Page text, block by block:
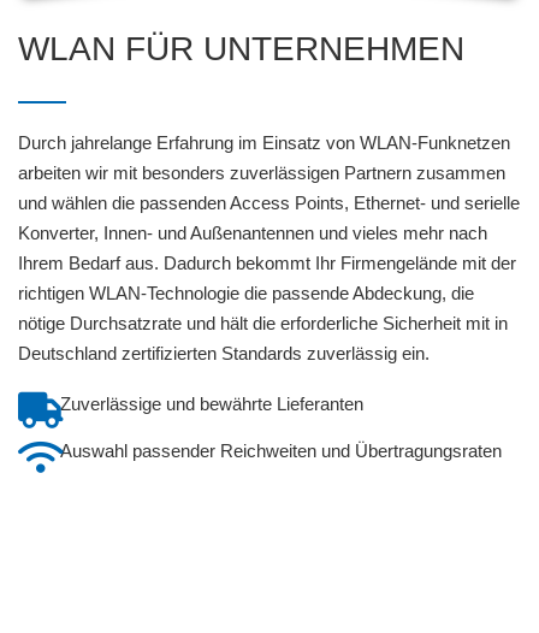
WLAN FÜR UNTERNEHMEN
Durch jahrelange Erfahrung im Einsatz von WLAN-Funknetzen
arbeiten wir mit besonders zuverlässigen Partnern zusammen
und wählen die passenden Access Points, Ethernet- und serielle
Konverter, Innen- und Außenantennen und vieles mehr nach
Ihrem Bedarf aus. Dadurch bekommt Ihr Firmengelände mit der
richtigen WLAN-Technologie die passende Abdeckung, die
nötige Durchsatzrate und hält die erforderliche Sicherheit mit in
Deutschland zertifizierten Standards zuverlässig ein.
Zuverlässige und bewährte Lieferanten
Auswahl passender Reichweiten und Übertragungsraten